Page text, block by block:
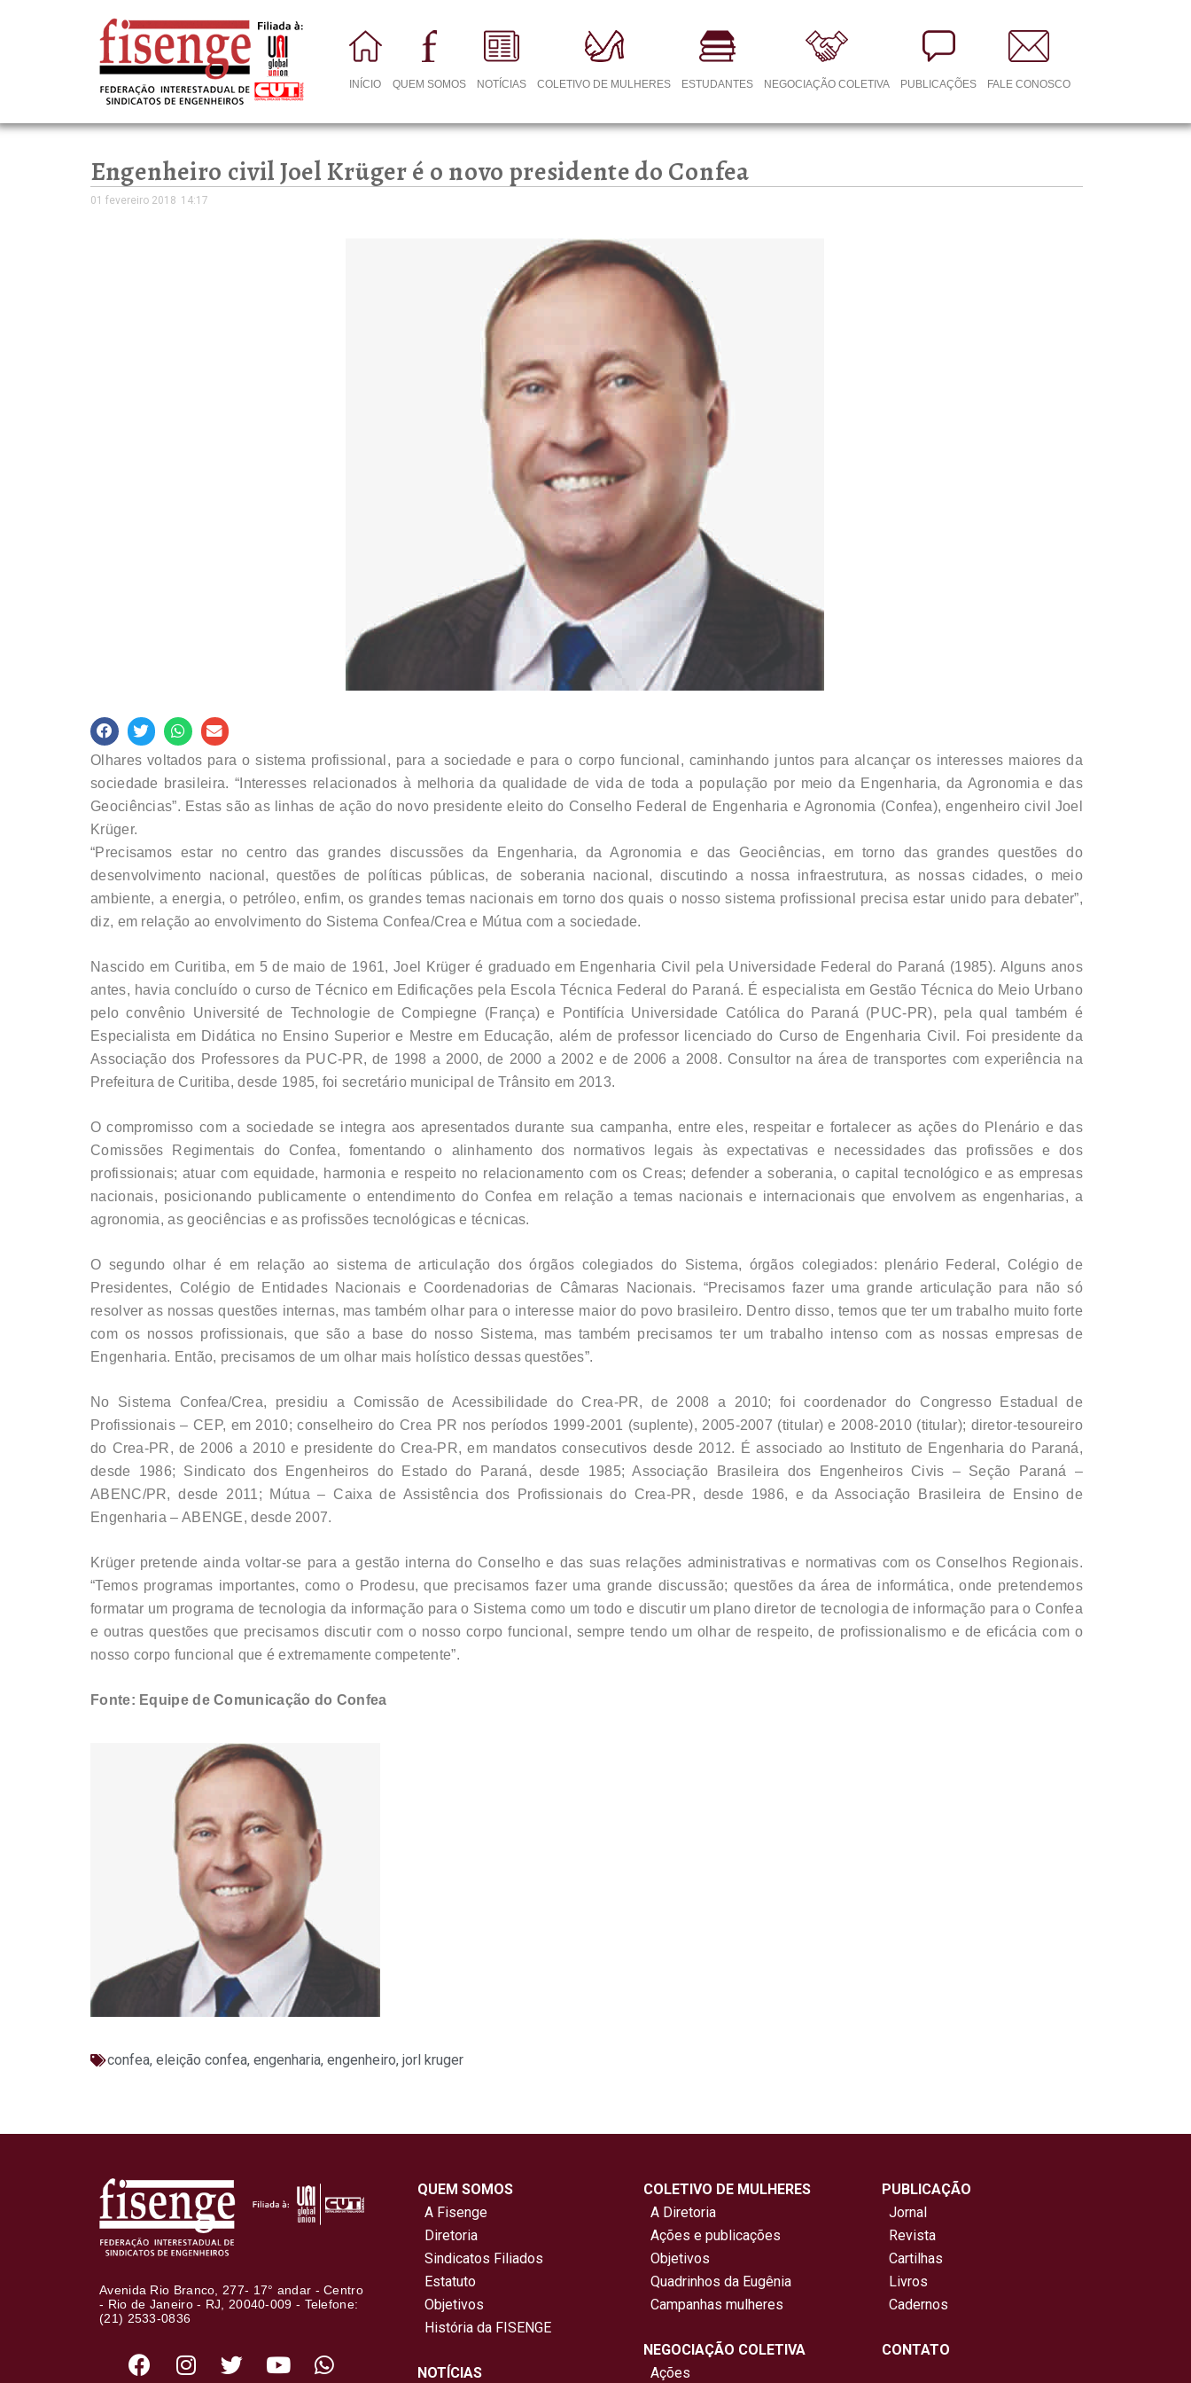
INÍCIO QUEM SOMOS NOTÍCIAS COLETIVO DE MULHERES ESTUDANTES NEGOCIAÇÃO COLETIVA PUBLICAÇÕES FALE CONOSCO
Engenheiro civil Joel Krüger é o novo presidente do Confea
01 fevereiro 2018 14:17
Olhares voltados para o sistema profissional, para a sociedade e para o corpo funcional, caminhando juntos para alcançar os interesses maiores da
sociedade brasileira. “Interesses relacionados à melhoria da qualidade de vida de toda a população por meio da Engenharia, da Agronomia e das
Geociências”. Estas são as linhas de ação do novo presidente eleito do Conselho Federal de Engenharia e Agronomia (Confea), engenheiro civil Joel
Krüger.
“Precisamos estar no centro das grandes discussões da Engenharia, da Agronomia e das Geociências, em torno das grandes questões do
desenvolvimento nacional, questões de políticas públicas, de soberania nacional, discutindo a nossa infraestrutura, as nossas cidades, o meio
ambiente, a energia, o petróleo, enfim, os grandes temas nacionais em torno dos quais o nosso sistema profissional precisa estar unido para debater”,
diz, em relação ao envolvimento do Sistema Confea/Crea e Mútua com a sociedade.
Nascido em Curitiba, em 5 de maio de 1961, Joel Krüger é graduado em Engenharia Civil pela Universidade Federal do Paraná (1985). Alguns anos
antes, havia concluído o curso de Técnico em Edificações pela Escola Técnica Federal do Paraná. É especialista em Gestão Técnica do Meio Urbano
pelo convênio Université de Technologie de Compiegne (França) e Pontifícia Universidade Católica do Paraná (PUC-PR), pela qual também é
Especialista em Didática no Ensino Superior e Mestre em Educação, além de professor licenciado do Curso de Engenharia Civil. Foi presidente da
Associação dos Professores da PUC-PR, de 1998 a 2000, de 2000 a 2002 e de 2006 a 2008. Consultor na área de transportes com experiência na
Prefeitura de Curitiba, desde 1985, foi secretário municipal de Trânsito em 2013.
O compromisso com a sociedade se integra aos apresentados durante sua campanha, entre eles, respeitar e fortalecer as ações do Plenário e das
Comissões Regimentais do Confea, fomentando o alinhamento dos normativos legais às expectativas e necessidades das profissões e dos
profissionais; atuar com equidade, harmonia e respeito no relacionamento com os Creas; defender a soberania, o capital tecnológico e as empresas
nacionais, posicionando publicamente o entendimento do Confea em relação a temas nacionais e internacionais que envolvem as engenharias, a
agronomia, as geociências e as profissões tecnológicas e técnicas.
O segundo olhar é em relação ao sistema de articulação dos órgãos colegiados do Sistema, órgãos colegiados: plenário Federal, Colégio de
Presidentes, Colégio de Entidades Nacionais e Coordenadorias de Câmaras Nacionais. “Precisamos fazer uma grande articulação para não só
resolver as nossas questões internas, mas também olhar para o interesse maior do povo brasileiro. Dentro disso, temos que ter um trabalho muito forte
com os nossos profissionais, que são a base do nosso Sistema, mas também precisamos ter um trabalho intenso com as nossas empresas de
Engenharia. Então, precisamos de um olhar mais holístico dessas questões”.
No Sistema Confea/Crea, presidiu a Comissão de Acessibilidade do Crea-PR, de 2008 a 2010; foi coordenador do Congresso Estadual de
Profissionais – CEP, em 2010; conselheiro do Crea PR nos períodos 1999-2001 (suplente), 2005-2007 (titular) e 2008-2010 (titular); diretor-tesoureiro
do Crea-PR, de 2006 a 2010 e presidente do Crea-PR, em mandatos consecutivos desde 2012. É associado ao Instituto de Engenharia do Paraná,
desde 1986; Sindicato dos Engenheiros do Estado do Paraná, desde 1985; Associação Brasileira dos Engenheiros Civis – Seção Paraná –
ABENC/PR, desde 2011; Mútua – Caixa de Assistência dos Profissionais do Crea-PR, desde 1986, e da Associação Brasileira de Ensino de
Engenharia – ABENGE, desde 2007.
Krüger pretende ainda voltar-se para a gestão interna do Conselho e das suas relações administrativas e normativas com os Conselhos Regionais.
“Temos programas importantes, como o Prodesu, que precisamos fazer uma grande discussão; questões da área de informática, onde pretendemos
formatar um programa de tecnologia da informação para o Sistema como um todo e discutir um plano diretor de tecnologia de informação para o Confea
e outras questões que precisamos discutir com o nosso corpo funcional, sempre tendo um olhar de respeito, de profissionalismo e de eficácia com o
nosso corpo funcional que é extremamente competente”.
Fonte: Equipe de Comunicação do Confea
confea, eleição confea, engenharia, engenheiro, jorl kruger
Avenida Rio Branco, 277- 17° andar - Centro
- Rio de Janeiro - RJ, 20040-009 - Telefone:
(21) 2533-0836
QUEM SOMOS
A Fisenge
Diretoria
Sindicatos Filiados
Estatuto
Objetivos
História da FISENGE
NOTÍCIAS
COLETIVO DE MULHERES
A Diretoria
Ações e publicações
Objetivos
Quadrinhos da Eugênia
Campanhas mulheres
NEGOCIAÇÃO COLETIVA
Ações
PUBLICAÇÃO
Jornal
Revista
Cartilhas
Livros
Cadernos
CONTATO